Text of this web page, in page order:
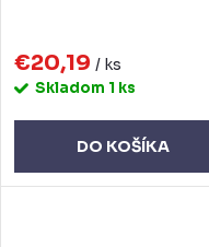
€20,19 / ks
Skladom 1 ks
DO KOŠÍKA